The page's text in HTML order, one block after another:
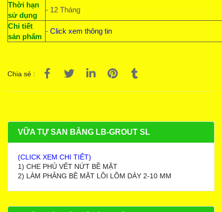
Thời hạn
sử dụng
- 12 Tháng
Chi tiết
sản phẩm
- Click xem thông tin
Chia sẻ :
VỮA TỰ SAN BẰNG LB-GROUT SL
(CLICK XEM CHI TIẾT)
1) CHE PHỦ VẾT NỨT BỀ MẶT
2) LÀM PHẲNG BỀ MẶT LỒI LÕM DÀY 2-10 MM